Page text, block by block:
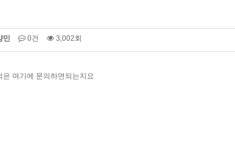
민 0건 3,002회
은 여기에 문의하면되는지요